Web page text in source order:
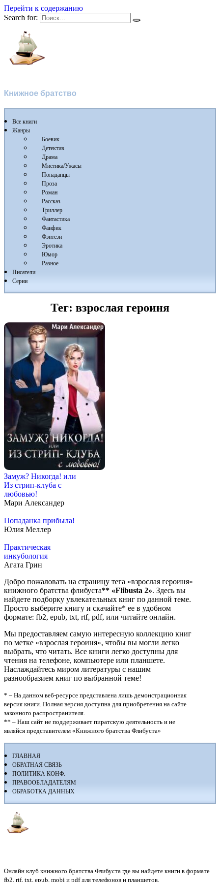
Перейти к содержанию
Search for:
Книжное братство
Все книги
Жанры
Боевик
Детектив
Драма
Мистика/Ужасы
Попаданцы
Проза
Роман
Рассказ
Триллер
Фантастика
Фанфик
Фэнтези
Эротика
Юмор
Разное
Писатели
Серии
Тег: взрослая героиня
Замуж? Никогда! или
Из стрип-клуба с
любовью!
Мари Александер
Попаданка прибыла!
Юлия Меллер
Практическая
инкубология
Агата Грин
Добро пожаловать на страницу тега «взрослая героиня»
книжного братства флибуста** «Flibusta 2». Здесь вы
найдете подборку увлекательных книг по данной теме.
Просто выберите книгу и скачайте* ее в удобном
формате: fb2, epub, txt, rtf, pdf, или читайте онлайн.
Мы предоставляем самую интересную коллекцию книг
по метке «взрослая героиня», чтобы вы могли легко
выбрать, что читать. Все книги легко доступны для
чтения на телефоне, компьютере или планшете.
Наслаждайтесь миром литературы с нашим
разнообразием книг по выбранной теме!
* – На данном веб-ресурсе представлена лишь демонстрационная
версия книги. Полная версия доступна для приобретения на сайте
законного распространителя.
** – Наш сайт не поддерживает пиратскую деятельность и не
являйся представителем «Книжного братства Флибуста»
ГЛАВНАЯ
ОБРАТНАЯ СВЯЗЬ
ПОЛИТИКА КОНФ.
ПРАВООБЛАДАТЕЛЯМ
ОБРАБОТКА ДАННЫХ
Онлайн клуб книжного братства Флибуста где вы найдете книги в формате
fb2, rtf, txt, epub, mobi и pdf для телефонов и планшетов.